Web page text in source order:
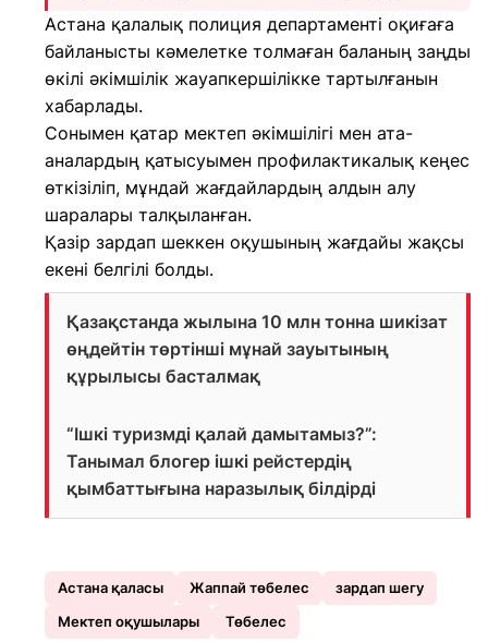
Астана қалалық полиция департаменті оқиғаға
байланысты кәмелетке толмаған баланың заңды
өкілі әкімшілік жауапкершілікке тартылғанын
хабарлады.
Сонымен қатар мектеп әкімшілігі мен ата-
аналардың қатысуымен профилактикалық кеңес
өткізіліп, мұндай жағдайлардың алдын алу
шаралары талқыланған.
Қазір зардап шеккен оқушының жағдайы жақсы
екені белгілі болды.
Қазақстанда жылына 10 млн тонна шикізат
өңдейтін төртінші мұнай зауытының
құрылысы басталмақ
“Ішкі туризмді қалай дамытамыз?”:
Танымал блогер ішкі рейстердің
қымбаттығына наразылық білдірді
Астана қаласы Жаппай төбелес
зардап шегу
Мектеп оқушылары
Төбелес